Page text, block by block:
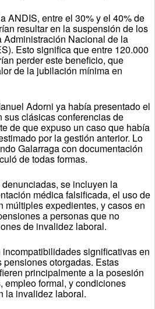
ANDIS, entre el 30% y el 40% de
resultar en la suspensión de los
Administración Nacional de la
Esto significa que entre 120.000
perder este beneficio, que
de la jubilación mínima en
Adorni ya había presentado el
sus clásicas conferencias de
de que expuso un caso que había
por la gestión anterior. Lo
Galarraga con documentación
de todas formas.
se incluyen la
médica falsificada, el uso de
múltiples expedientes, y casos en
a personas que no
de invalidez laboral.
significativas en
otorgadas. Estas
principalmente a la posesión
empleo formal, y condiciones
la invalidez laboral.